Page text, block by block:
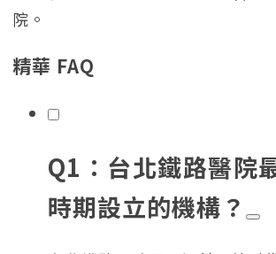
院。
精華 FAQ
Q1：台北鐵路醫院
時期設立的機構？